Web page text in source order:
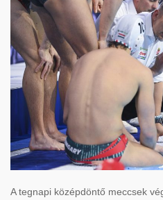
A tegnapi középdöntő meccsek